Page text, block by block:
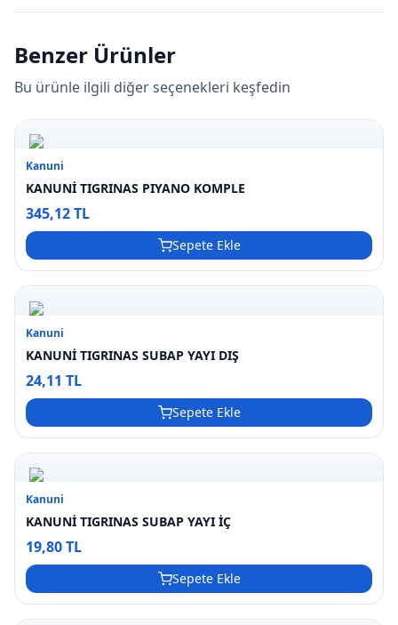
Benzer Ürünler
Bu ürünle ilgili diğer seçenekleri keşfedin
Kanuni
KANUNİ TIGRINAS PIYANO KOMPLE
345,12 TL
Sepete Ekle
Kanuni
KANUNİ TIGRINAS SUBAP YAYI DIŞ
24,11 TL
Sepete Ekle
Kanuni
KANUNİ TIGRINAS SUBAP YAYI İÇ
19,80 TL
Sepete Ekle